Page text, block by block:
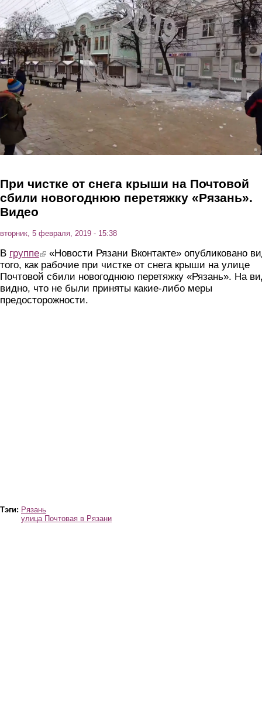
Перейти к основному содержанию
При чистке от снега крыши на Почтовой
сбили новогоднюю перетяжку «Рязань».
Видео
вторник, 5 февраля, 2019 - 15:38
В группе(link is external)
«Новости Рязани Вконтакте» опубликовано
того, как рабочие при чистке от снега крыши на улице
Почтовой сбили новогоднюю перетяжку «Рязань». На
видно, что не были приняты какие-либо меры
предосторожности.
Тэги: Рязань
улица Почтовая в Рязани